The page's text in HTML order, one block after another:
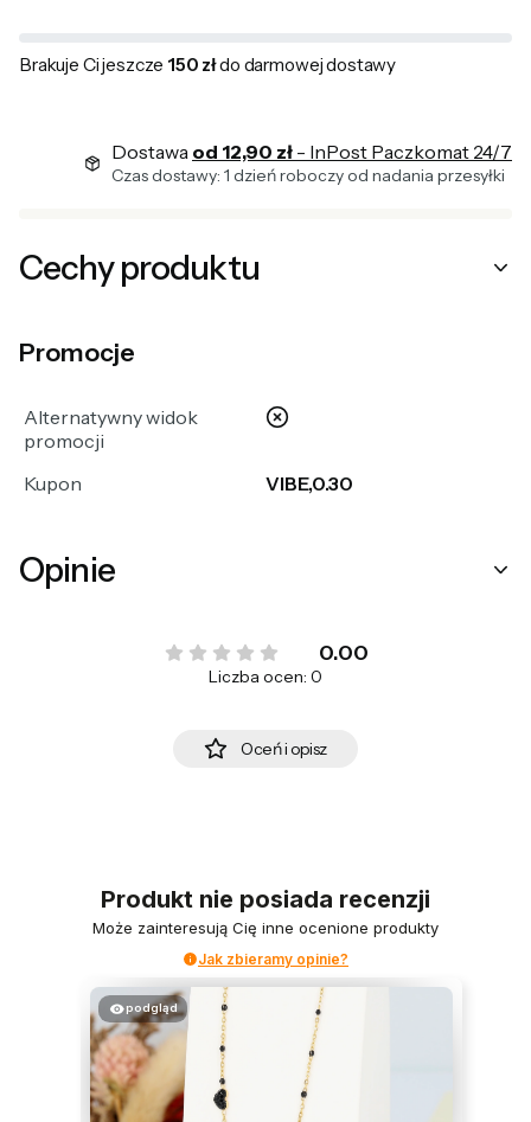
Brakuje Ci jeszcze 150 złdo darmowej dostawy
Dostawa od 12,90 zł - InPost Paczkomat 24/7
Czas dostawy: 1 dzień roboczy od nadania przesyłki
Cechy produktu
Promocje
Alternatywny widok
promocji
nie
Kupon VIBE,0.30
Opinie
0.00
Liczba ocen: 0
Oceń i opisz
Produkt nie posiada recenzji
Może zainteresują Cię inne ocenione produkty
Jak zbieramy opinie?
podgląd